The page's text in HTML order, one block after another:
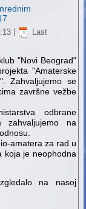
Last
"Novi Beograd"
"Amaterske
Zahvaljujemo se
završne vežbe
odbrane
na
amatera za rad u
koja je neophodna
na nasoj